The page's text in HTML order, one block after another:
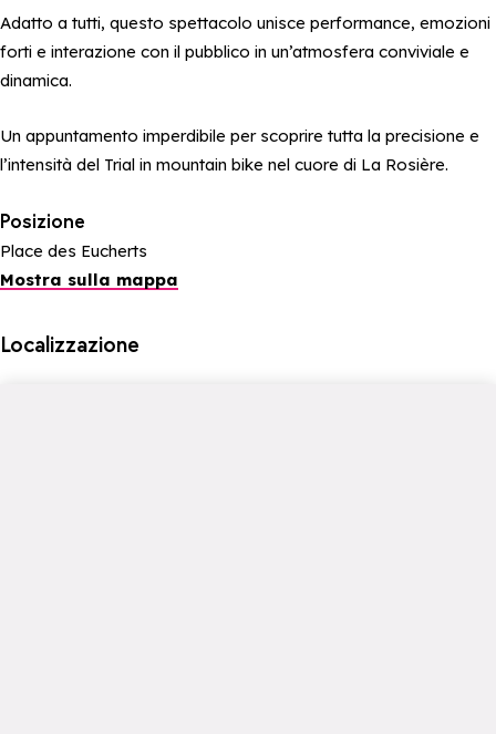
Adatto a tutti, questo spettacolo unisce performance, emozioni
forti e interazione con il pubblico in un’atmosfera conviviale e
dinamica.
Un appuntamento imperdibile per scoprire tutta la precisione e
l’intensità del Trial in mountain bike nel cuore di La Rosière.
Posizione
Place des Eucherts
Mostra sulla mappa
Localizzazione